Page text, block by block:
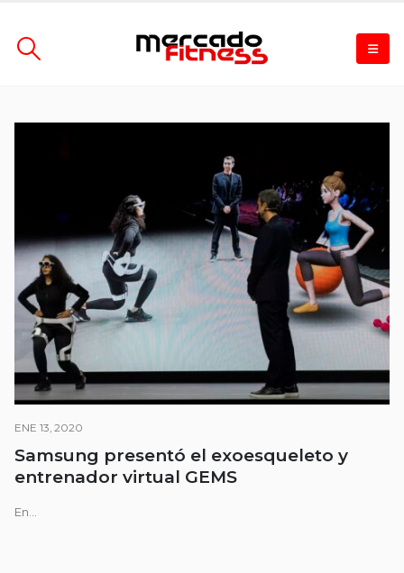
ENE 13, 2020
Samsung presentó el exoesqueleto y
entrenador virtual GEMS
En...